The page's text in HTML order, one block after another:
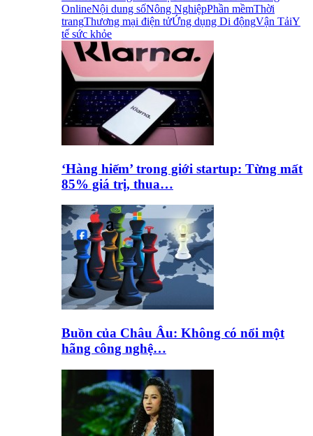
OnlineNội dung sốNông NghiệpPhần mềmThời
trangThương mại điện tửỨng dụng Di độngVận TảiY
tế sức khỏe
‘Hàng hiếm’ trong giới startup: Từng mất
85% giá trị, thua…
Buồn của Châu Âu: Không có nổi một
hãng công nghệ…